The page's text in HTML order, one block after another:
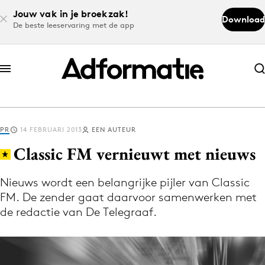
Jouw vak in je broekzak!
De beste leeservaring met de app
Download
Abonneer nu
Abonneer nu
Log in
Download de app
Volg het laatste nieuws via de Adformatie
Nieuws app
PR 14 FEBRUARI 2013 EEN AUTEUR
Classic FM vernieuwt met nieuws
Nieuws wordt een belangrijke pijler van Classic
FM. De zender gaat daarvoor samenwerken met
de redactie van De Telegraaf.